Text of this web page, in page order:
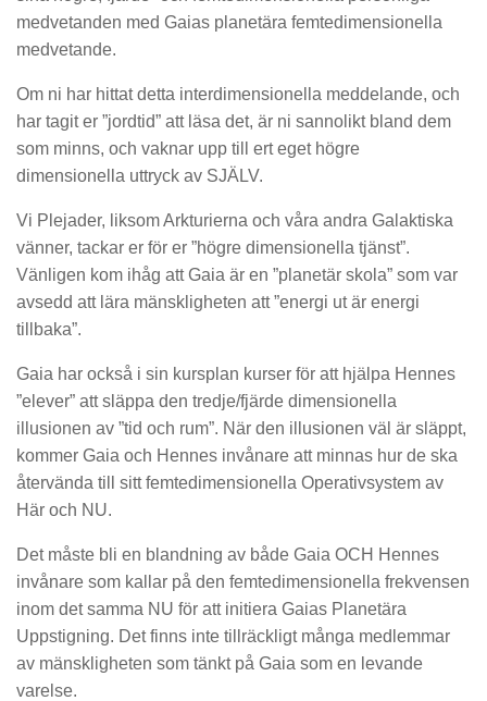
medvetanden med Gaias planetära femtedimensionella
medvetande.
Om ni har hittat detta interdimensionella meddelande, och
har tagit er ”jordtid” att läsa det, är ni sannolikt bland dem
som minns, och vaknar upp till ert eget högre
dimensionella uttryck av SJÄLV.
Vi Plejader, liksom Arkturierna och våra andra Galaktiska
vänner, tackar er för er ”högre dimensionella tjänst”.
Vänligen kom ihåg att Gaia är en ”planetär skola” som var
avsedd att lära mänskligheten att ”energi ut är energi
tillbaka”.
Gaia har också i sin kursplan kurser för att hjälpa Hennes
”elever” att släppa den tredje/fjärde dimensionella
illusionen av ”tid och rum”. När den illusionen väl är släppt,
kommer Gaia och Hennes invånare att minnas hur de ska
återvända till sitt femtedimensionella Operativsystem av
Här och NU.
Det måste bli en blandning av både Gaia OCH Hennes
invånare som kallar på den femtedimensionella frekvensen
inom det samma NU för att initiera Gaias Planetära
Uppstigning. Det finns inte tillräckligt många medlemmar
av mänskligheten som tänkt på Gaia som en levande
varelse.